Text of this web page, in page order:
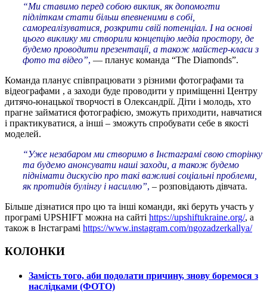
“Ми ставимо перед собою виклик, як допомогти
підліткам стати більш впевненими в собі,
самореалізуватися, розкрити свій потенціал. І на основі
цього виклику ми створили концепцію медіа простору, де
будемо проводити презентації, а також майстер-класи з
фото та відео”, — планує команда “The Diamonds”.
Команда планує співпрацювати з різними фотографами та
відеографами , а заходи буде проводити у приміщенні Центру
дитячо-юнацької творчості в Олександрії. Діти і молодь, хто
прагне займатися фотографією, зможуть приходити, навчатися
і практикуватися, а інші – зможуть спробувати себе в якості
моделей.
“Уже незабаром ми створимо в Інстаграмі свою сторінку
та будемо анонсувати наші заходи, а також будемо
піднімати дискусію про такі важливі соціальні проблеми,
як протидія булінгу і насиллю”, – розповідають дівчата.
Більше дізнатися про цю та інші команди, які беруть участь у
програмі UPSHIFT можна на сайті https://upshiftukraine.org/, а
також в Інстаграмі https://www.instagram.com/ngozadzerkallya/
КОЛОНКИ
Замість того, аби подолати причину, знову боремося з
наслідками (ФОТО)